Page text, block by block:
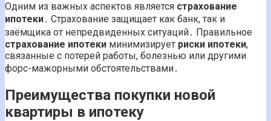
Одним из важных аспектов является страхование
ипотеки․ Страхование защищает как банк, так и
заёмщика от непредвиденных ситуаций․ Правильное
страхование ипотеки минимизирует риски ипотеки,
связанные с потерей работы, болезнью или другими
форс-мажорными обстоятельствами․
Преимущества покупки новой
квартиры в ипотеку